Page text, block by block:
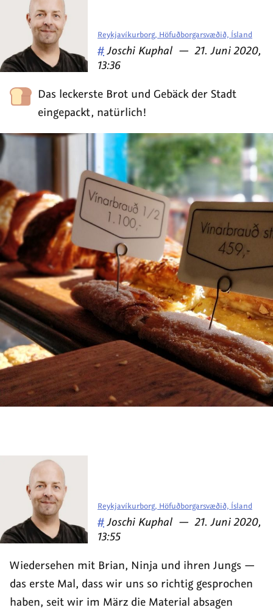
Das leckerste Brot und Gebäck der Stadt
eingepackt, natürlich!
Reykjavíkurborg, Höfuðborgarsvæðið, Ísland
# Veröffentlicht
von
Joschi Kuphal — am
21. Juni 2020,
13:36
Wiedersehen mit Brian, Ninja und ihren Jungs —
das erste Mal, dass wir uns so richtig gesprochen
haben, seit wir im März die Material absagen
Reykjavíkurborg, Höfuðborgarsvæðið, Ísland
# Veröffentlicht
von
Joschi Kuphal — am
21. Juni 2020,
13:55